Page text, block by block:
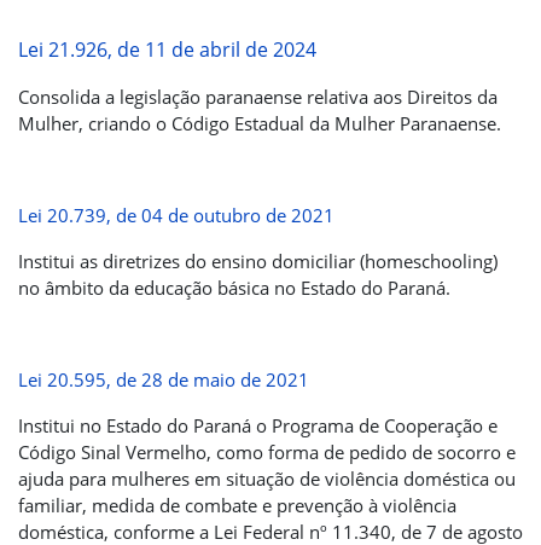
Lei 21.926, de 11 de abril de 2024
Consolida a legislação paranaense relativa aos Direitos da
Mulher, criando o Código Estadual da Mulher Paranaense.
Lei 20.739, de 04 de outubro de 2021
Institui as diretrizes do ensino domiciliar (homeschooling)
no âmbito da educação básica no Estado do Paraná.
Lei 20.595, de 28 de maio de 2021
Institui no Estado do Paraná o Programa de Cooperação e
Código Sinal Vermelho, como forma de pedido de socorro e
ajuda para mulheres em situação de violência doméstica ou
familiar, medida de combate e prevenção à violência
doméstica, conforme a Lei Federal nº 11.340, de 7 de agosto